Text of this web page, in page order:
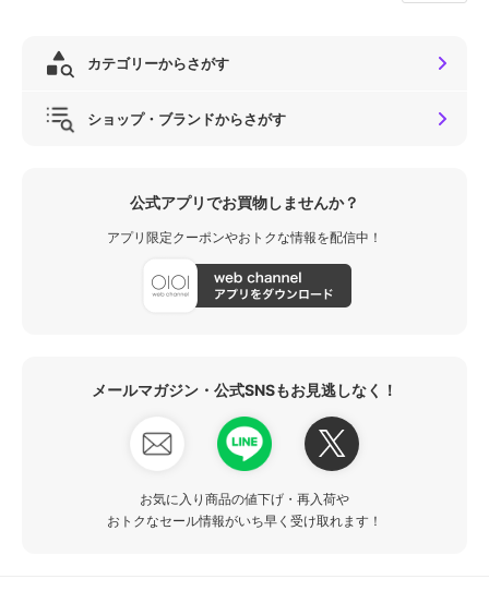
カテゴリーからさがす
ショップ・ブランドからさがす
公式アプリでお買物しませんか？
アプリ限定クーポンやおトクな情報を配信中！
メールマガジン・公式SNSもお見逃しなく！
お気に入り商品の値下げ・再入荷や
おトクなセール情報がいち早く受け取れます！